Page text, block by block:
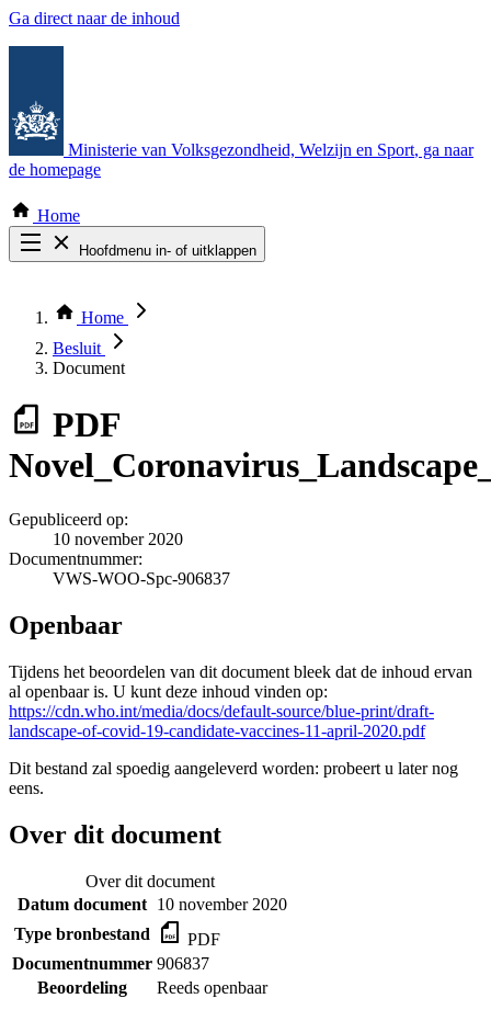
Ga direct naar de inhoud
Ministerie van Volksgezondheid, Welzijn en Sport, ga naar
de homepage
Home
Hoofdmenu in- of uitklappen
Thema COVID-19
Bekijk per bestuursorgaan
Home
Besluit
Document
PDF
Gepubliceerd op:
10 november 2020
Documentnummer:
VWS-WOO-Spc-906837
Openbaar
Tijdens het beoordelen van dit document bleek dat de inhoud ervan
al openbaar is. U kunt deze inhoud vinden op:
https://cdn.who.int/media/docs/default-source/blue-print/draft-
landscape-of-covid-19-candidate-vaccines-11-april-2020.pdf
Dit bestand zal spoedig aangeleverd worden: probeert u later nog
eens.
Over dit document
Over dit document
Datum document 10 november 2020
Type bronbestand
PDF
Documentnummer 906837
Beoordeling
Reeds openbaar